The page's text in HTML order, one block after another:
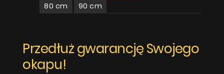
80 cm
90 cm
Przedłuż gwarancję Swojego
okapu!